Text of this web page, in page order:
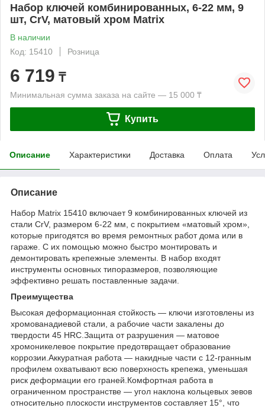
Набор ключей комбинированных, 6-22 мм, 9
шт, CrV, матовый хром Matrix
В наличии
Код: 15410
Розница
6 719 ₸
Минимальная сумма заказа на сайте — 15 000 ₸
Купить
Описание Характеристики Доставка Оплата
Описание
Набор Matrix 15410 включает 9 комбинированных ключей из
стали CrV, размером 6-22 мм, с покрытием «матовый хром»,
которые пригодятся во время ремонтных работ дома или в
гараже. С их помощью можно быстро монтировать и
демонтировать крепежные элементы. В набор входят
инструменты основных типоразмеров, позволяющие
эффективно решать поставленные задачи.
Преимущества
Высокая деформационная стойкость — ключи изготовлены из
хромованадиевой стали, а рабочие части закалены до
твердости 45 HRC.Защита от разрушения — матовое
хромоникелевое покрытие предотвращает образование
коррозии.Аккуратная работа — накидные части с 12-гранным
профилем охватывают всю поверхность крепежа, уменьшая
риск деформации его граней.Комфортная работа в
ограниченном пространстве — угол наклона кольцевых зевов
относительно плоскости инструментов составляет 15°, что